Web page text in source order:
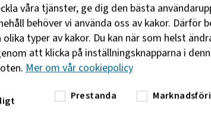
ett växande behov av elbussar i
utsläppsfria till 2035. Samtidigt ökar
när elbussar och batterier
Om EU-länder utesluter dessa
och begränsad
dominerande roll i produktionen av
de europeiska målsättningarna för
till transparens i värdekedjorna och
våra tjänster, ge dig den bästa
behöver vi använda oss av kakor.
typer av kakor. Du kan när som helst
att klicka på inställningsknapparna i
Mer om vår cookiepolicy
Prestanda